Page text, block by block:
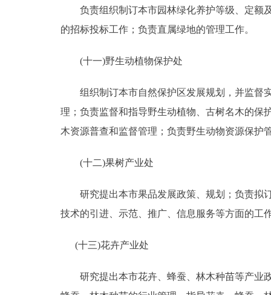
负责组织制订本市园林绿化养护等级、定额及
的招标投标工作；负责直属绿地的管理工作。
(十一)野生动植物保护处
组织制订本市自然保护区发展规划，并监督实
理；负责监督和指导野生动植物、古树名木的保
木资源普查和监督管理；负责野生动物资源保护
(十二)果树产业处
研究提出本市果品发展政策、规划；负责拟订
技术的引进、示范、推广、信息服务等方面的工
(十三)花卉产业处
研究提出本市花卉、蜂蚕、林木种苗等产业政